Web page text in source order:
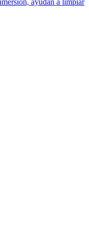
ayudan a limpiar